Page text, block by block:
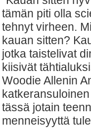
tämän piti olla
tehnyt virheen.
kauan sitten?
jotka taistelivat
kiisivät
Woodie Allenin
tässä jotain
menneisyyttä